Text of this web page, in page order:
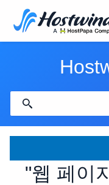
"웹 페이